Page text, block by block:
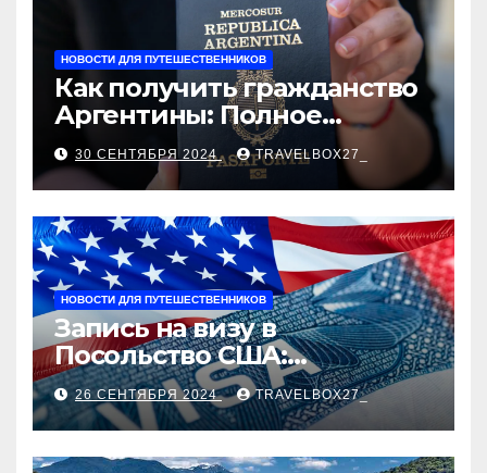
НОВОСТИ ДЛЯ ПУТЕШЕСТВЕННИКОВ
Как получить гражданство
Аргентины: Полное
руководство
30 СЕНТЯБРЯ 2024 TRAVELBOX27_
НОВОСТИ ДЛЯ ПУТЕШЕСТВЕННИКОВ
Запись на визу в
Посольство США:
Пошаговое руководство
26 СЕНТЯБРЯ 2024 TRAVELBOX27_